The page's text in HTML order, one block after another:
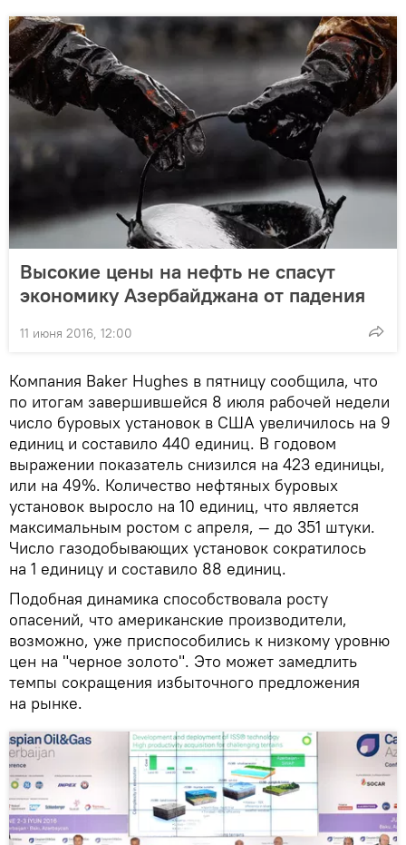
Высокие цены на нефть не спасут
экономику Азербайджана от падения
11 июня 2016, 12:00
Компания Baker Hughes в пятницу сообщила, что
по итогам завершившейся 8 июля рабочей недели
число буровых установок в США увеличилось на 9
единиц и составило 440 единиц. В годовом
выражении показатель снизился на 423 единицы,
или на 49%. Количество нефтяных буровых
установок выросло на 10 единиц, что является
максимальным ростом с апреля, — до 351 штуки.
Число газодобывающих установок сократилось
на 1 единицу и составило 88 единиц.
Подобная динамика способствовала росту
опасений, что американские производители,
возможно, уже приспособились к низкому уровню
цен на "черное золото". Это может замедлить
темпы сокращения избыточного предложения
на рынке.